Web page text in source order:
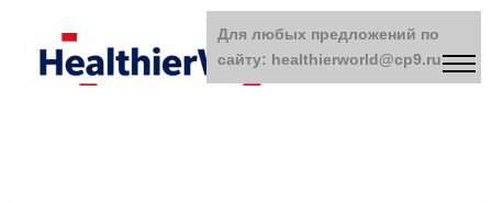
Для любых предложений по
сайту: healthierworld@cp9.ru